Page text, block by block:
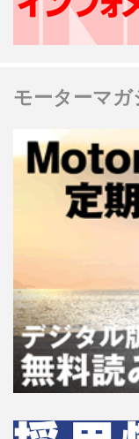
モーターマガ